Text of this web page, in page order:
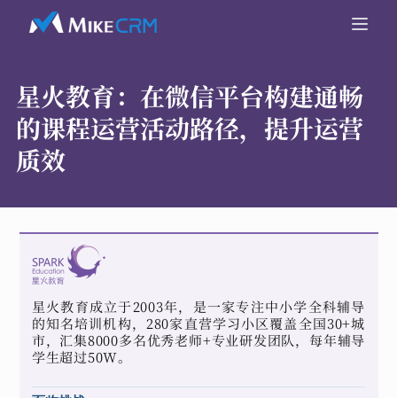
星火教育： 在微信平台构建通畅
的课程运营活动路径，提升运营
质效
星火教育成立于2003年，是一家专注中小学全科辅导
的知名培训机构，280家直营学习小区覆盖全国30+城
市，汇集8000多名优秀老师+专业研发团队，每年辅导
学生超过50W。